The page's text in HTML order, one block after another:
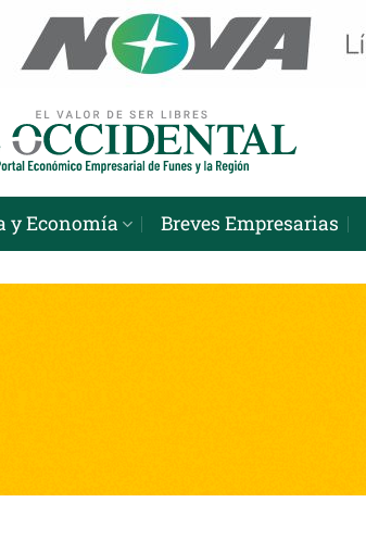
y Economía Breves Empresarias